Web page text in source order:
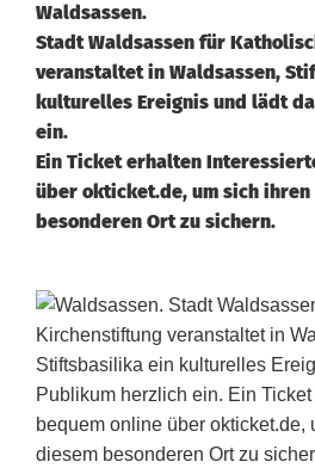
Waldsassen.
Stadt Waldsassen für
veranstaltet in Waldsassen,
kulturelles Ereignis und lädt
ein.
Ein Ticket erhalten
über okticket.de, um sich ihren
besonderen Ort zu sichern.